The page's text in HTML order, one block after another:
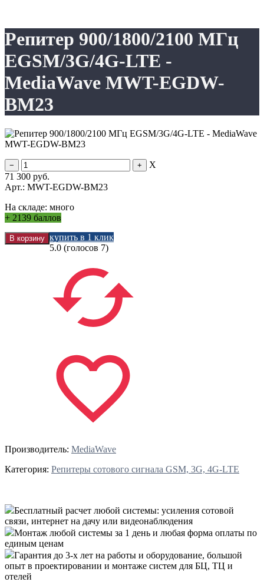
Репитер 900/1800/2100 МГц
EGSM/3G/4G-LTE -
MediaWave MWT-EGDW-
BM23
X
71 300 руб.
Арт.: MWT-EGDW-BM23
На складе: много
+ 2139 баллов
купить в 1 клик
5.0 (голосов 7)
Производитель: MediaWave
Категория: Репитеры сотового сигнала GSM, 3G, 4G-LTE
Бесплатный расчет любой системы: усиления сотовой
связи, интернет на дачу или видеонаблюдения
Монтаж любой системы за 1 день и любая форма оплаты по
единым ценам
Гарантия до 3-х лет на работы и оборудование, большой
опыт в проектировании и монтаже систем для БЦ, ТЦ и
отелей